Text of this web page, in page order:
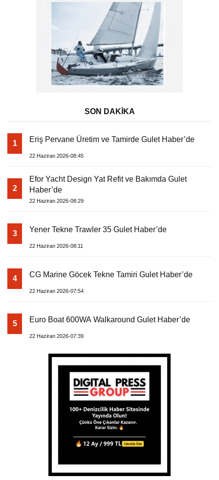
SON DAKİKA
1 Eriş Pervane Üretim ve Tamirde Gulet Haber’de
22 Haziran 2026-08:45
2
Efor Yacht Design Yat Refit ve Bakımda Gulet
Haber’de
22 Haziran 2026-08:29
3 Yener Tekne Trawler 35 Gulet Haber’de
22 Haziran 2026-08:11
4 CG Marine Göcek Tekne Tamiri Gulet Haber’de
22 Haziran 2026-07:54
5 Euro Boat 600WA Walkaround Gulet Haber’de
22 Haziran 2026-07:39